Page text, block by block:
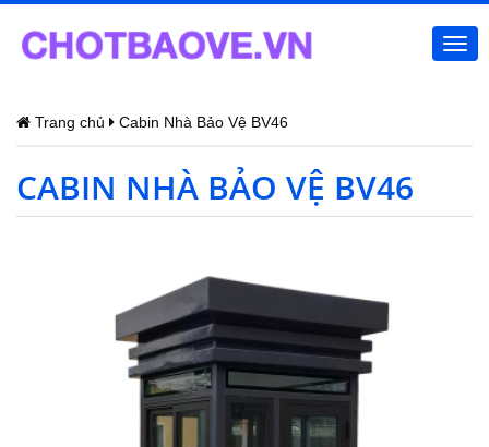
Trang chủ Cabin Nhà Bảo Vệ BV46
CABIN NHÀ BẢO VỆ BV46